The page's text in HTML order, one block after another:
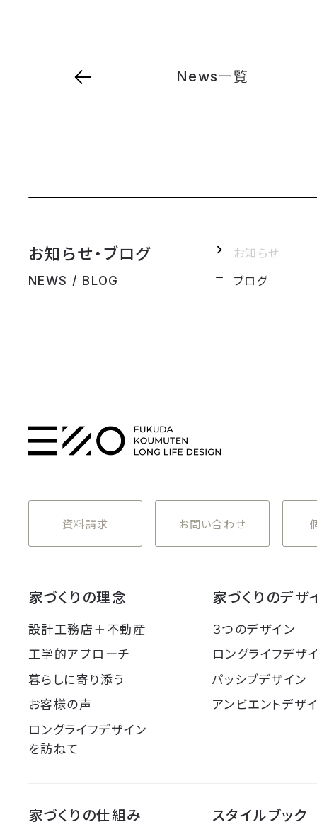
News一覧
お知らせ・ブログ
NEWS / BLOG
お知らせ
ブログ
資料請求 お問い合わせ
家づくりの理念
設計工務店＋不動産
工学的アプローチ
暮らしに寄り添う
お客様の声
ロングライフデザイン
を訪ねて
家づくりのデザ
３つのデザイン
ロングライフデザ
パッシブデザイン
アンビエントデザ
家づくりの仕組み スタイルブック